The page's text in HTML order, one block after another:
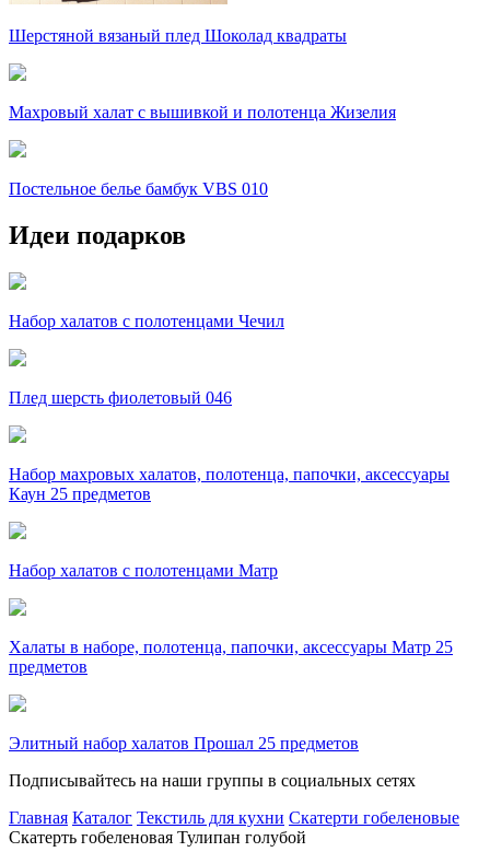
Шерстяной вязаный плед Шоколад квадраты
Махровый халат с вышивкой и полотенца Жизелия
Постельное белье бамбук VBS 010
Идеи подарков
Набор халатов с полотенцами Чечил
Плед шерсть фиолетовый 046
Набор махровых халатов, полотенца, папочки, аксессуары
Каун 25 предметов
Набор халатов с полотенцами Матр
Халаты в наборе, полотенца, папочки, аксессуары Матр 25
предметов
Элитный набор халатов Прошал 25 предметов
Подписывайтесь на наши группы в социальных сетях
Главная Каталог Текстиль для кухни Скатерти гобеленовые
Скатерть гобеленовая Тулипан голубой